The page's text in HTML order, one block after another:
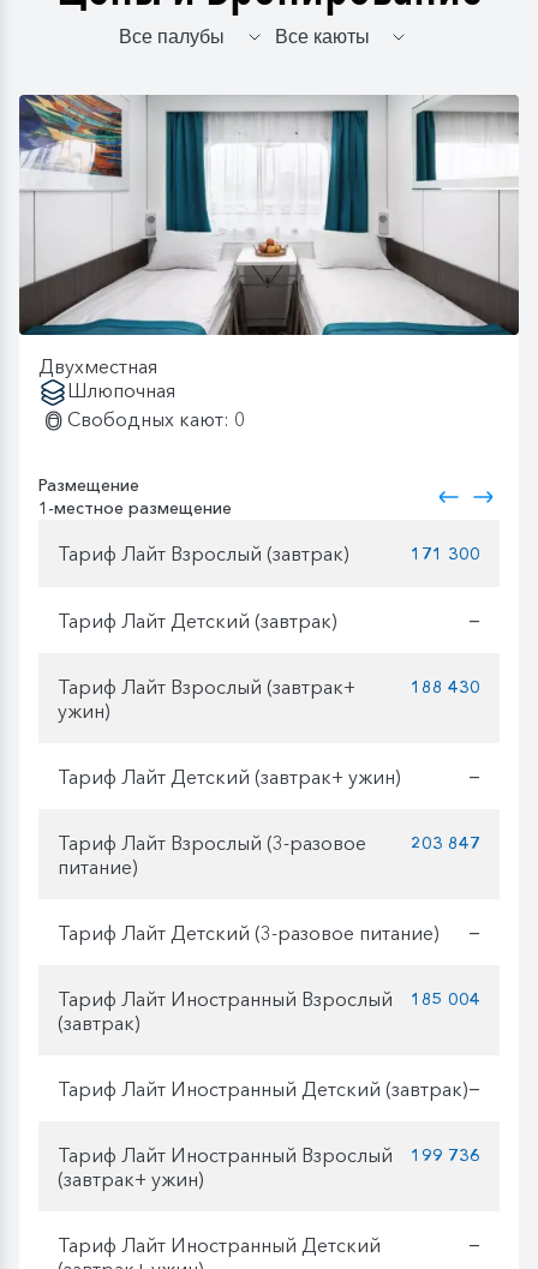
Двухместная
Шлюпочная
Свободных кают: 0
Размещение
1-местное размещение
Тариф Лайт Взрослый (завтрак) 171 300
Тариф Лайт Детский (завтрак) —
Тариф Лайт Взрослый (завтрак+
ужин)
188 430
Тариф Лайт Детский (завтрак+ ужин) —
Тариф Лайт Взрослый (3-разовое
питание)
203 847
Тариф Лайт Детский (3-разовое питание) —
Тариф Лайт Иностранный Взрослый
(завтрак)
185 004
Тариф Лайт Иностранный Детский (завтрак)—
Тариф Лайт Иностранный Взрослый
(завтрак+ ужин)
199 736
Тариф Лайт Иностранный Детский
—